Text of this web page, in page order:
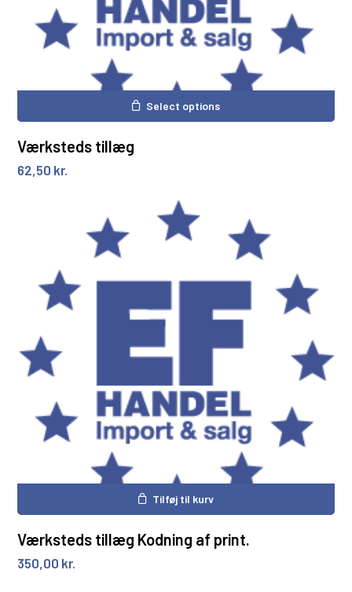
Select options
Værksteds tillæg
62,50 kr.
Tilføj til kurv
Værksteds tillæg Kodning af print.
350,00 kr.